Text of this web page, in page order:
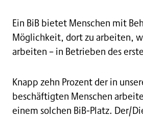
Ein BiB bietet Menschen mit
Möglichkeit, dort zu arbeiten,
arbeiten – in Betrieben des
Knapp zehn Prozent der in
beschäftigten Menschen
einem solchen BiB-Platz. Der/